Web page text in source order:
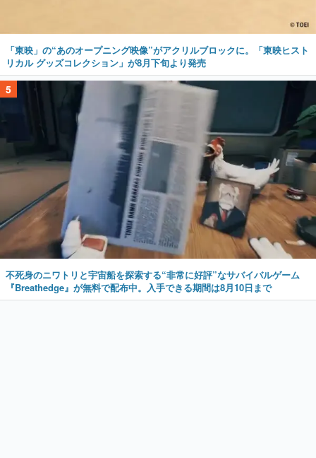
「東映」の“あのオープニング映像”がアクリルブロックに。「東映ヒスト
リカル グッズコレクション」が8月下旬より発売
5
不死身のニワトリと宇宙船を探索する“非常に好評”なサバイバルゲーム
『Breathedge』が無料で配布中。入手できる期間は8月10日まで